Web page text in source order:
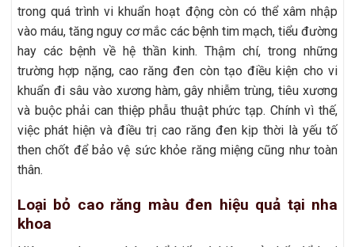
trong quá trình vi khuẩn hoạt động còn có thể xâm nhập
vào máu, tăng nguy cơ mắc các bệnh tim mạch, tiểu đường
hay các bệnh về hệ thần kinh. Thậm chí, trong những
trường hợp nặng, cao răng đen còn tạo điều kiện cho vi
khuẩn đi sâu vào xương hàm, gây nhiễm trùng, tiêu xương
và buộc phải can thiệp phẫu thuật phức tạp. Chính vì thế,
việc phát hiện và điều trị cao răng đen kịp thời là yếu tố
then chốt để bảo vệ sức khỏe răng miệng cũng như toàn
thân.
Loại bỏ cao răng màu đen hiệu quả tại nha
khoa